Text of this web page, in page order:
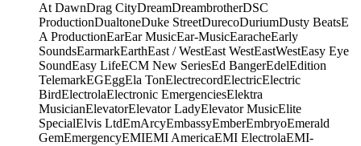
At DawnDrag CityDreamDreambrotherDSC
ProductionDualtoneDuke StreetDurecoDuriumDusty BeatsE
A ProductionEarEar MusicEar-MusicEaracheEarly
SoundsEarmarkEarthEast / WestEast WestEastWestEasy Eye
SoundEasy LifeECM New SeriesEd BangerEdelEdition
TelemarkEGEggEla TonElectrecordElectricElectric
BirdElectrolaElectronic EmergenciesElektra
MusicianElevatorElevator LadyElevator MusicElite
SpecialElvis LtdEmArcyEmbassyEmberEmbryoEmerald
GemEmergencyEMIEMI AmericaEMI ElectrolaEMI-